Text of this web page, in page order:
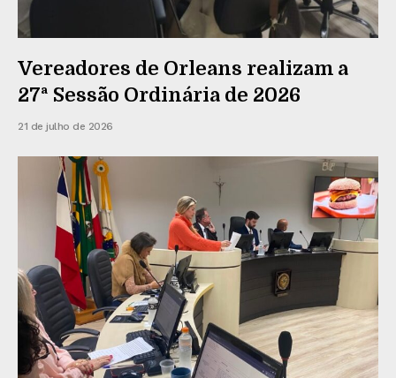
Vereadores de Orleans realizam a
27ª Sessão Ordinária de 2026
21 de julho de 2026